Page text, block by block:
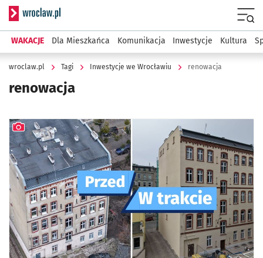
Serwis informacyjny wroclaw.pl
WAKACJE Dla Mieszkańca Komunikacja Inwestycje Kultura
wroclaw.pl Tagi Inwestycje we Wrocławiu renowacja
renowacja